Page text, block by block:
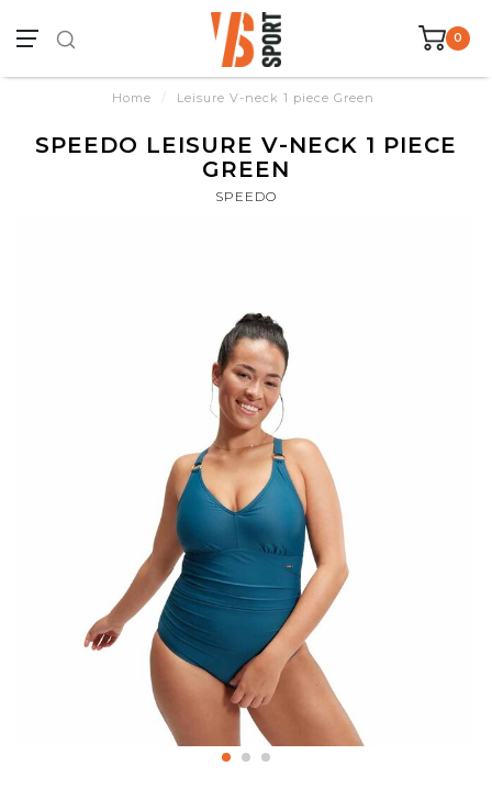
0
Home / Leisure V-neck 1 piece Green
SPEEDO LEISURE V-NECK 1 PIECE
GREEN
SPEEDO